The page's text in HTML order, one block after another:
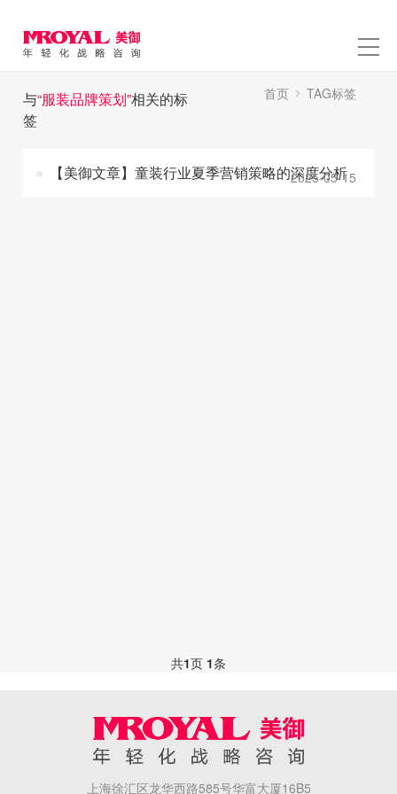
与“服装品牌策划”相关的标
签
首页 TAG标签
【美御文章】童装行业夏季营销策略的深度分析
2025-05-15
共1页 1条
上海徐汇区龙华西路585号华富大厦16B5